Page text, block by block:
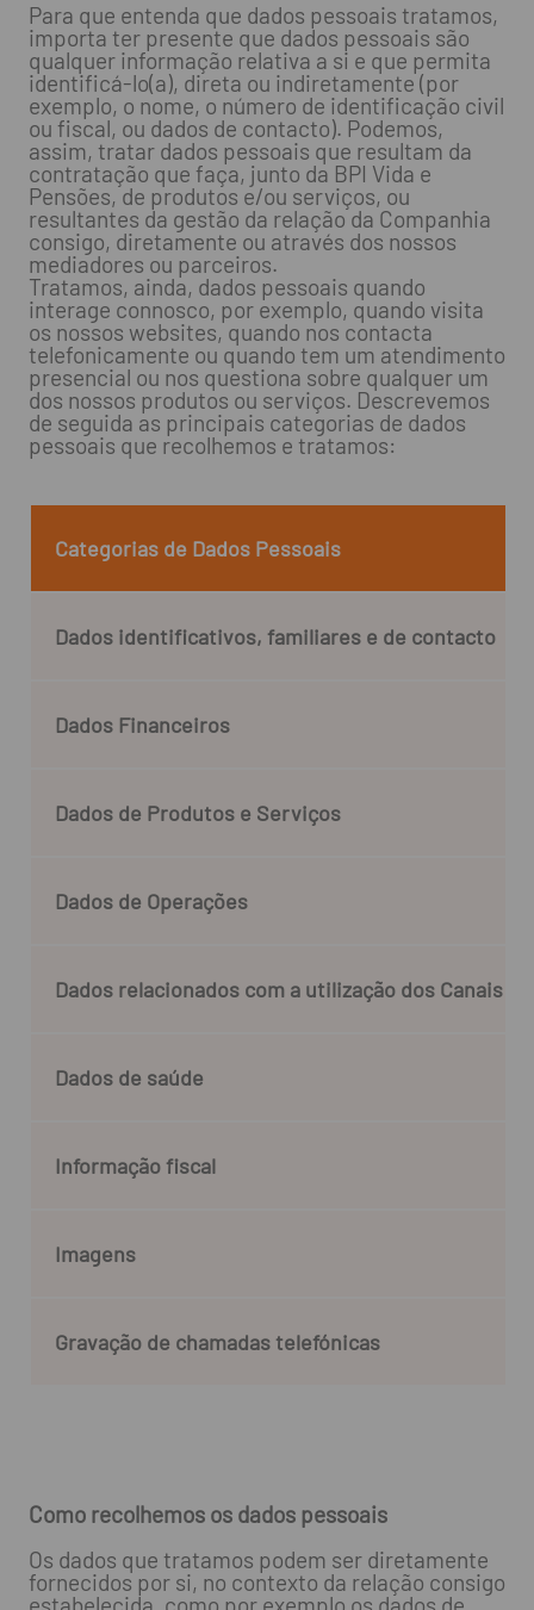
Para que entenda que dados pessoais tratamos,
importa ter presente que dados pessoais são
qualquer informação relativa a si e que permita
identificá-lo(a), direta ou indiretamente (por
exemplo, o nome, o número de identificação civil
ou fiscal, ou dados de contacto). Podemos,
assim, tratar dados pessoais que resultam da
contratação que faça, junto da BPI Vida e
Pensões, de produtos e/ou serviços, ou
resultantes da gestão da relação da Companhia
consigo, diretamente ou através dos nossos
mediadores ou parceiros.
Tratamos, ainda, dados pessoais quando
interage connosco, por exemplo, quando visita
os nossos websites, quando nos contacta
telefonicamente ou quando tem um atendimento
presencial ou nos questiona sobre qualquer um
dos nossos produtos ou serviços. Descrevemos
de seguida as principais categorias de dados
pessoais que recolhemos e tratamos:
Categorias de Dados Pessoais
Dados identificativos, familiares e de contacto
Dados Financeiros
Dados de Produtos e Serviços
Dados de Operações
Dados relacionados com a utilização dos Canais
Dados de saúde
Informação fiscal
Imagens
Gravação de chamadas telefónicas
Como recolhemos os dados pessoais
Os dados que tratamos podem ser diretamente
fornecidos por si, no contexto da relação consigo